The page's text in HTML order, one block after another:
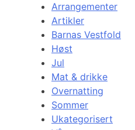
Arrangementer
Artikler
Barnas Vestfold
Høst
Jul
Mat & drikke
Overnatting
Sommer
Ukategorisert